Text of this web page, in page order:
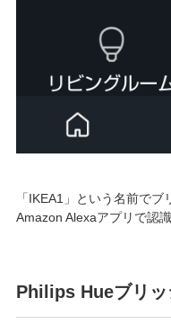
「IKEA1」という名前で
Amazon Alexaアプリで認
Philips Hueブリッ